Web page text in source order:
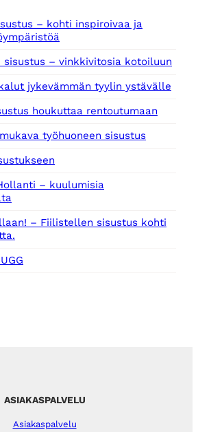
– kohti inspiroivaa ja
sisustus – vinkkivitosia kotoiluun
jykevämmän tyylin ystävälle
houkuttaa rentoutumaan
työhuoneen sisustus
– kuulumisia
– Fiilistellen sisustus kohti
ASIAKASPALVELU
Asiakaspalvelu